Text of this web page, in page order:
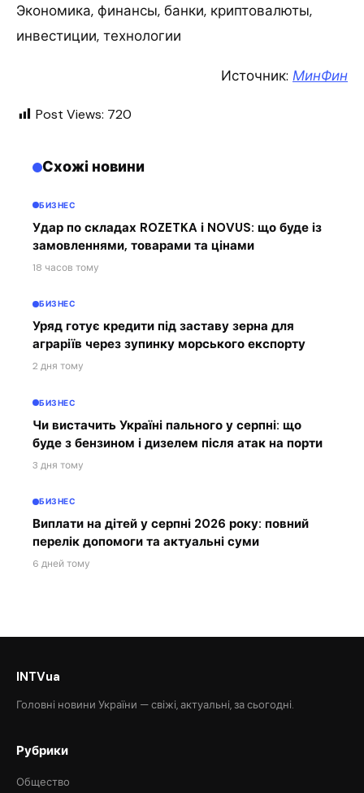
Экономика, финансы, банки, криптовалюты,
инвестиции, технологии
Источник: МинФин
Post Views: 720
Схожі новини
БИЗНЕС
Удар по складах ROZETKA і NOVUS: що буде із
замовленнями, товарами та цінами
18 часов тому
БИЗНЕС
Уряд готує кредити під заставу зерна для
аграріїв через зупинку морського експорту
2 дня тому
БИЗНЕС
Чи вистачить Україні пального у серпні: що
буде з бензином і дизелем після атак на порти
3 дня тому
БИЗНЕС
Виплати на дітей у серпні 2026 року: повний
перелік допомоги та актуальні суми
6 дней тому
INTVua
Головні новини України — свіжі, актуальні, за сьогодні.
Рубрики
Общество